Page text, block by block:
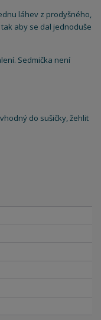
láhev z prodyšného,
aby se dal jednoduše
Sedmička není
do sušičky, žehlit